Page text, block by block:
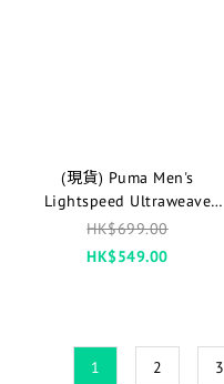
(現貨) Puma Men's
Lightspeed Ultraweave
Singlet - Showtime Limited
Color
HK$699.00
HK$549.00
1 2 3